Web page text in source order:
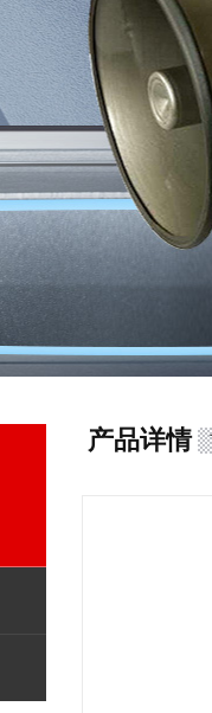
产品详情